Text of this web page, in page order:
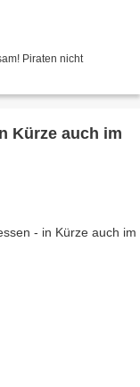
Piraten nicht
Kürze auch im